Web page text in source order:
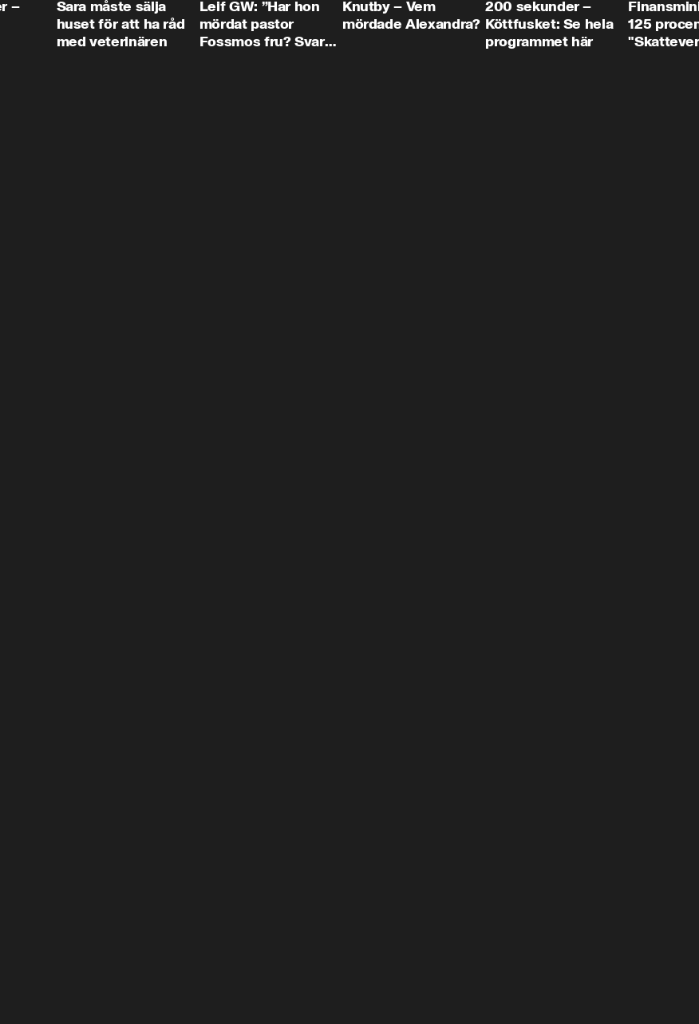
–
Sara måste sälja
huset för att ha råd
med veterinären
Leif GW: ”Har hon
mördat pastor
Fossmos fru? Svar
Knutby – Vem
mördade Alexandra?
200 sekunder –
Köttfusket: Se hela
programmet här
125